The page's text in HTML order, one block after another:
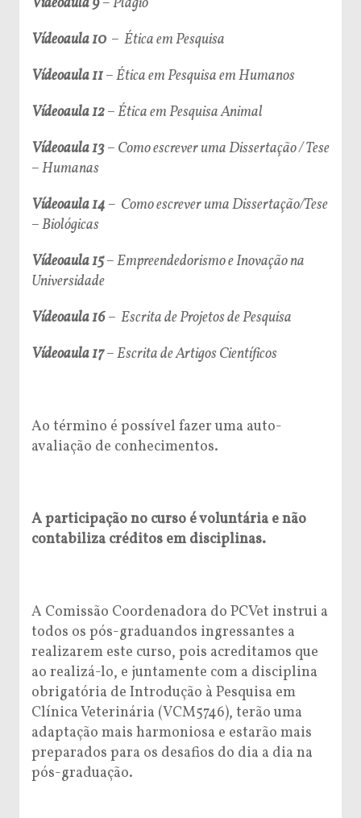
Vídeoaula 10 – Ética em Pesquisa
Vídeoaula 11–Ética em Pesquisa em Humanos
Vídeoaula 12–Ética em Pesquisa Animal
Vídeoaula 13– Como escrever uma Dissertação / Tese
– Humanas
Vídeoaula 14 – Como escrever uma Dissertação/Tese
– Biológicas
Vídeoaula 15–Empreendedorismo e Inovação na
Universidade
Vídeoaula 16– Escrita de Projetos de Pesquisa
Vídeoaula 17–Escrita de Artigos Científicos
Ao término é possível fazer uma auto-
avaliação de conhecimentos.
A participação no curso é voluntária e não
contabiliza créditos em disciplinas.
A Comissão Coordenadora do PCVet instrui a
todos os pós-graduandos ingressantes a
realizarem este curso, pois acreditamos que
ao realizá-lo, e juntamente com a disciplina
obrigatória de Introdução à Pesquisa em
Clínica Veterinária (VCM5746), terão uma
adaptação mais harmoniosa e estarão mais
preparados para os desafios do dia a dia na
pós-graduação.